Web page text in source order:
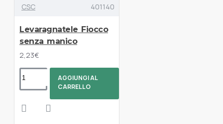
CSC 401140
Levaragnatele Fiocco
senza manico
2,23€
AGGIUNGI AL
CARRELLO